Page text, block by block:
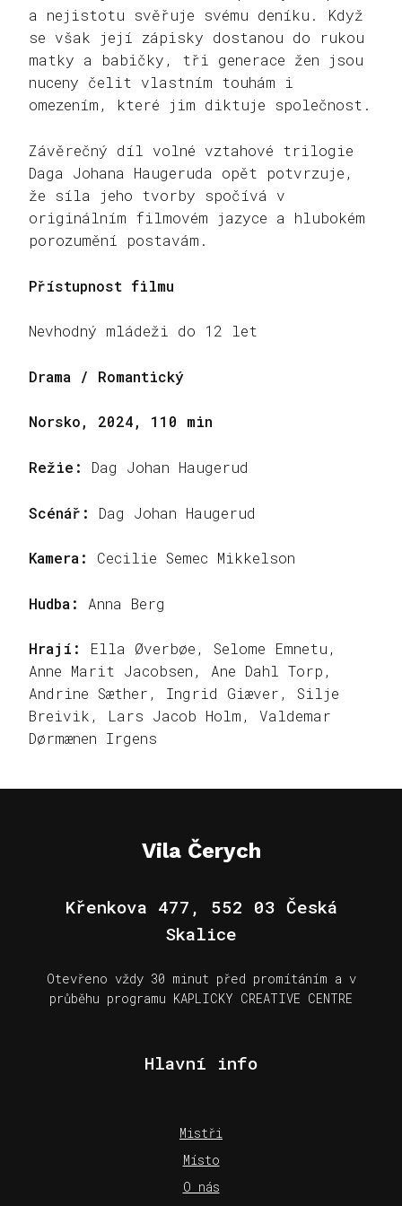
a nejistotu svěřuje svému deníku. Když
se však její zápisky dostanou do rukou
matky a babičky, tři generace žen jsou
nuceny čelit vlastním touhám i
omezením, které jim diktuje společnost.
Závěrečný díl volné vztahové trilogie
Daga Johana Haugeruda opět potvrzuje,
že síla jeho tvorby spočívá v
originálním filmovém jazyce a hlubokém
porozumění postavám.
Přístupnost filmu
Nevhodný mládeži do 12 let
Drama / Romantický
Norsko, 2024, 110 min
Režie: Dag Johan Haugerud
Scénář: Dag Johan Haugerud
Kamera: Cecilie Semec Mikkelson
Hudba: Anna Berg
Hrají: Ella Øverbøe, Selome Emnetu,
Anne Marit Jacobsen, Ane Dahl Torp,
Andrine Sæther, Ingrid Giæver, Silje
Breivik, Lars Jacob Holm, Valdemar
Dørmænen Irgens
Vila Čerych
Křenkova 477, 552 03 Česká
Skalice
Otevřeno vždy 30 minut před promítáním a v
průběhu programu KAPLICKY CREATIVE CENTRE
Hlavní info
Mistři
Místo
O nás